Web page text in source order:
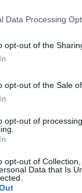
Data Processing
opt-out of the
opt-out of the Sale
opt-out of
opt-out of
Data that Is
Ήρθε